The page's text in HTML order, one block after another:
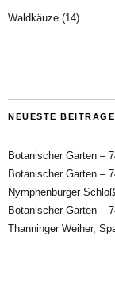
Waldkäuze (14)
NEUESTE BEITRÄGE
Botanischer Garten –
Botanischer Garten –
Nymphenburger
Botanischer Garten –
Thanninger Weiher,